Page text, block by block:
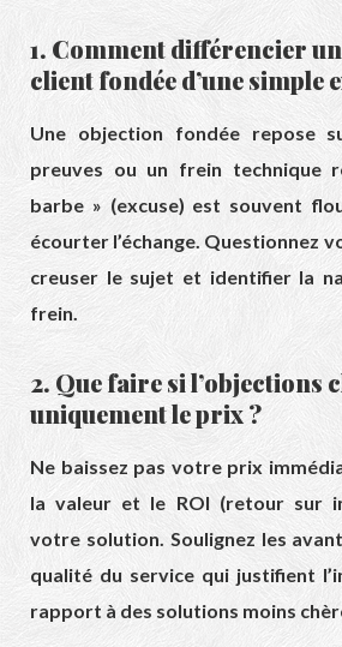
1. Comment différencier
client fondée d’une simple
Une objection fondée repose
preuves ou un frein technique
barbe » (excuse) est souvent
écourter l’échange. Questionnez
creuser le sujet et identifier la
frein.
2. Que faire si l’objections
uniquement le prix ?
Ne baissez pas votre prix
la valeur et le ROI (retour sur
votre solution. Soulignez les
qualité du service qui justifient
rapport à des solutions moins